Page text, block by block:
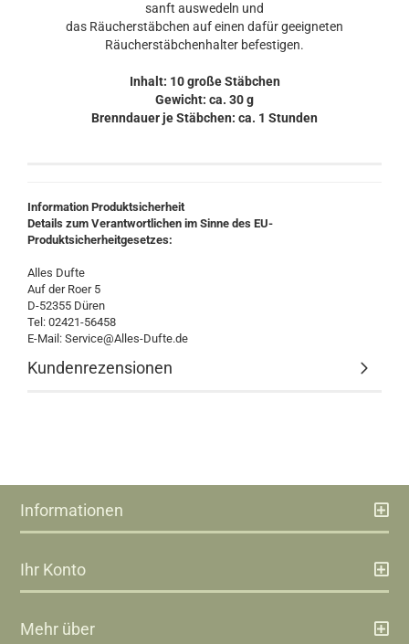
sanft auswedeln und
das Räucherstäbchen auf einen dafür geeigneten
Räucherstäbchenhalter befestigen.
Inhalt: 10 große Stäbchen
Gewicht: ca. 30 g
Brenndauer je Stäbchen: ca. 1 Stunden
Information Produktsicherheit
Details zum Verantwortlichen im Sinne des EU-
Produktsicherheitgesetzes:
Alles Dufte
Auf der Roer 5
D-52355 Düren
Tel: 02421-56458
E-Mail: Service@Alles-Dufte.de
Kundenrezensionen
Informationen
Ihr Konto
Mehr über